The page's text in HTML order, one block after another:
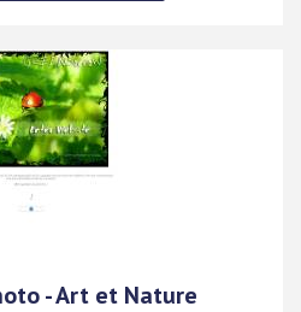
- Art et Nature